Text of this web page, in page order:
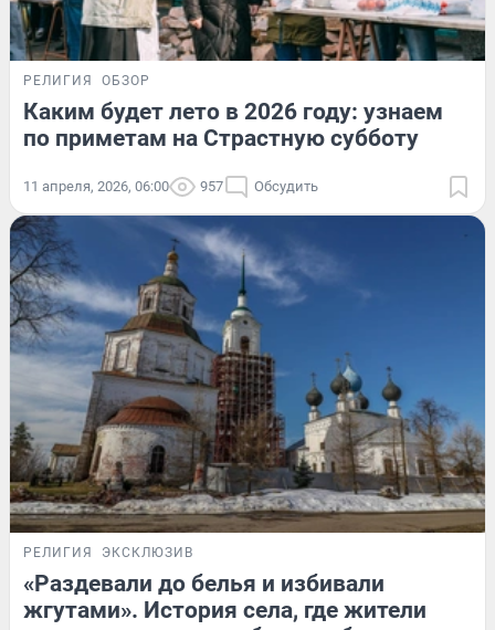
РЕЛИГИЯ ОБЗОР
Каким будет лето в 2026 году: узнаем
по приметам на Страстную субботу
11 апреля, 2026, 06:00 957 Обсудить
РЕЛИГИЯ ЭКСКЛЮЗИВ
«Раздевали до белья и избивали
жгутами». История села, где жители